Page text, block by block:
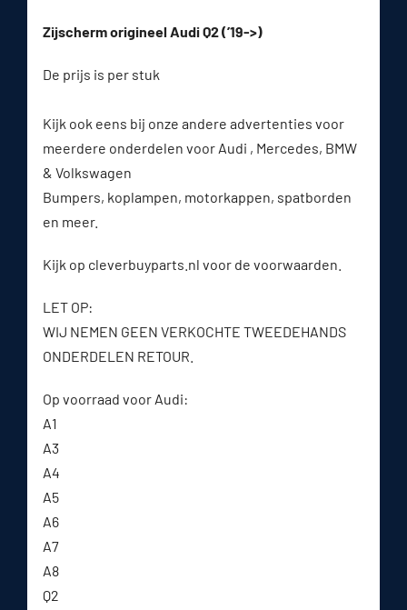
Zijscherm origineel Audi Q2 (’19->)
De prijs is per stuk
Kijk ook eens bij onze andere advertenties voor
meerdere onderdelen voor Audi , Mercedes, BMW
& Volkswagen
Bumpers, koplampen, motorkappen, spatborden
en meer.
Kijk op cleverbuyparts.nl voor de voorwaarden.
LET OP:
WIJ NEMEN GEEN VERKOCHTE TWEEDEHANDS
ONDERDELEN RETOUR.
Op voorraad voor Audi:
A1
A3
A4
A5
A6
A7
A8
Q2